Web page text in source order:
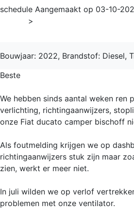
schedule Aangemaakt op 03-10-
>
Bouwjaar: 2022, Brandstof: Diesel,
Beste
We hebben sinds aantal weken ren
verlichting, richtingaanwijzers,
onze Fiat ducato camper bischoff
Als foutmelding krijgen we op
richtingaanwijzers stuk zijn maar
zien, werkt er meer niet.
In juli wilden we op verlof
problemen met onze ventilator.